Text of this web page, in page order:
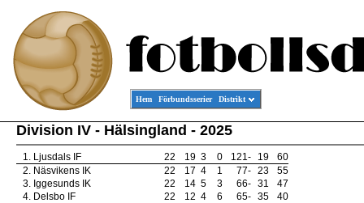
Hem Förbundsserier Distrikt
Division IV - Hälsingland - 2025
1. Ljusdals IF 22 19 3 0 121- 19
60
2. Näsvikens IK 22 17 4 1 77- 23
55
3. Iggesunds IK 22 14 5 3 66- 31
47
4. Delsbo IF 22 12 4 6 65- 35
40